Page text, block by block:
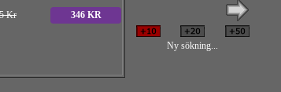
Kr 346 KR
Ny sökning...